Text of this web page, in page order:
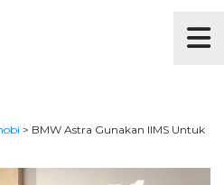
> BMW Astra Gunakan IIMS Untuk